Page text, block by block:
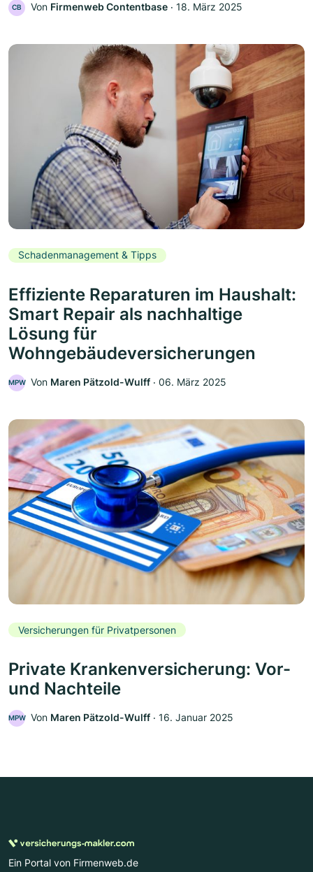
CB Von Firmenweb Contentbase ‧ 18. März 2025
Schadenmanagement & Tipps
Effiziente Reparaturen im Haushalt:
Smart Repair als nachhaltige
Lösung für
Wohngebäudeversicherungen
MPW Von Maren Pätzold-Wulff ‧ 06. März 2025
Versicherungen für Privatpersonen
Private Krankenversicherung: Vor-
und Nachteile
MPW Von Maren Pätzold-Wulff ‧ 16. Januar 2025
Ein Portal von Firmenweb.de